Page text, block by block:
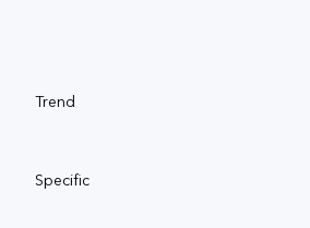
Trend
Specific